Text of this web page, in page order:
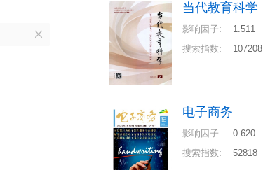
当代教育科学
影响因子: 1.511
搜索指数: 107208
电子商务
影响因子: 0.620
搜索指数: 52818